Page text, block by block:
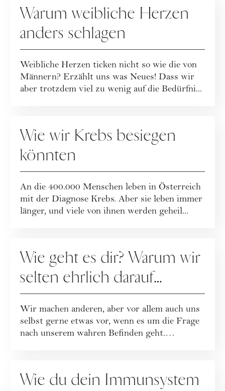
Warum weibliche Herzen
anders schlagen
Weibliche Herzen ticken nicht so wie die von
Männern? Erzählt uns was Neues! Dass wir
aber trotzdem viel zu wenig auf die Bedürfni...
Wie wir Krebs besiegen
könnten
An die 400.000 Menschen leben in Österreich
mit der Diagnose Krebs. Aber sie leben immer
länger, und viele von ihnen werden geheil...
Wie geht es dir? Warum wir
selten ehrlich darauf
antworten ...
Wir machen anderen, aber vor allem auch uns
selbst gerne etwas vor, wenn es um die Frage
nach unserem wahren Befinden geht.
Wie du dein Immunsystem